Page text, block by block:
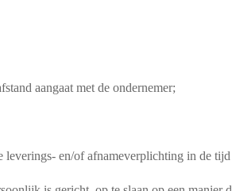
aangaat met de ondernemer;
leverings- en/of afnameverplichting in de